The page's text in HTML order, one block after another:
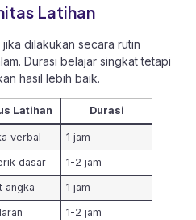
Latihan
dilakukan secara rutin
Durasi belajar singkat tetapi
hasil lebih baik.
Latihan Durasi
verbal 1 jam
dasar 1-2 jam
angka 1 jam
1-2 jam